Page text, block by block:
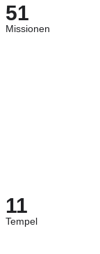
51
Missionen
11
Tempel